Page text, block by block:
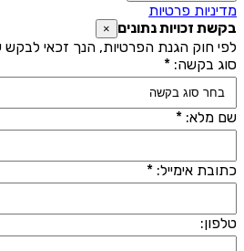
מדיניות פרטיות
בקשת זכויות נתונים
×
לפי חוק הגנת הפרטיות, הנך זכאי לבקש
סוג בקשה: *
שם מלא: *
כתובת אימייל: *
טלפון: